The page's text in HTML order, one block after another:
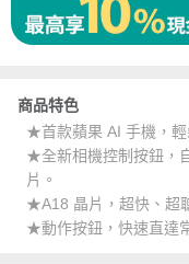
商品特色
★首款蘋果 AI 手機，輕
★全新相機控制按鈕，
片。
★A18 晶片，超快、超
★動作按鈕，快速直達